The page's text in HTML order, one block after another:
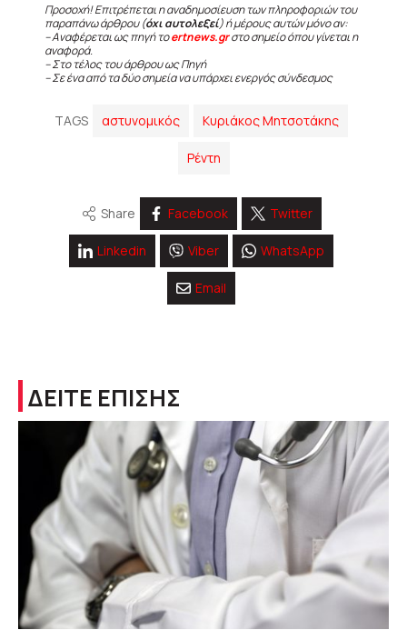
Προσοχή! Επιτρέπεται η αναδημοσίευση των πληροφοριών του
παραπάνω άρθρου (όχι αυτολεξεί) ή μέρους αυτών μόνο αν:
– Αναφέρεται ως πηγή τοertnews.grστο σημείο όπου γίνεται η
αναφορά.
– Στο τέλος του άρθρου ως Πηγή
– Σε ένα από τα δύο σημεία να υπάρχει ενεργός σύνδεσμος
TAGS αστυνομικός Κυριάκος Μητσοτάκης
Ρέντη
Share Facebook Twitter
Linkedin Viber WhatsApp
Email
ΔΕΙΤΕ ΕΠΙΣΗΣ